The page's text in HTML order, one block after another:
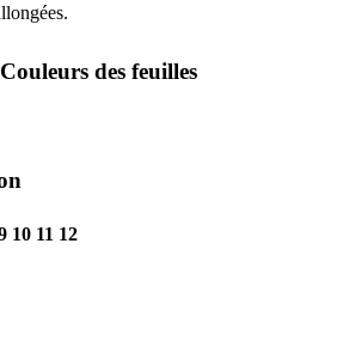
Couleurs des feuilles
10 11 12